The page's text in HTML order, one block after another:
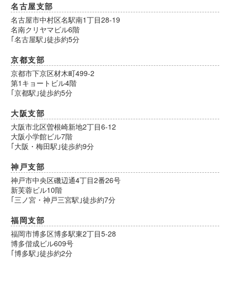
名古屋支部
名古屋市中村区名駅南1丁目28-19
名南クリヤマビル6階
｢名古屋駅｣徒歩約5分
京都支部
京都市下京区材木町499-2
第1キョートビル4階
｢京都駅｣徒歩約5分
大阪支部
大阪市北区曽根崎新地2丁目6-12
大阪小学館ビル7階
｢大阪・梅田駅｣徒歩約9分
神戸支部
神戸市中央区磯辺通4丁目2番26号
新芙蓉ビル10階
｢三ノ宮・神戸三宮駅｣徒歩約7分
福岡支部
福岡市博多区博多駅東2丁目5-28
博多偕成ビル609号
｢博多駅｣徒歩約2分